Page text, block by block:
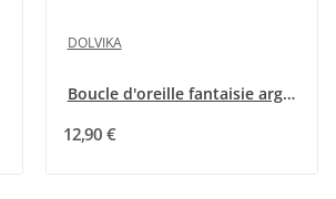
DOLVIKA
Boucle d'oreille fantaisie argentée pendante...
12,90 €